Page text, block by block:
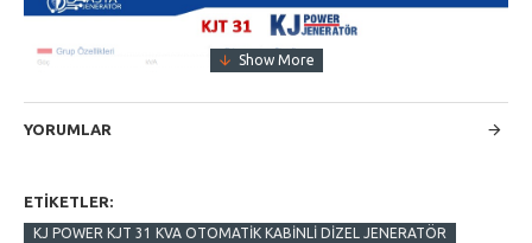
YORUMLAR
ETIKETLER:
KJ POWER KJT 31 KVA OTOMATİK KABİNLİ DİZEL JENERATÖR